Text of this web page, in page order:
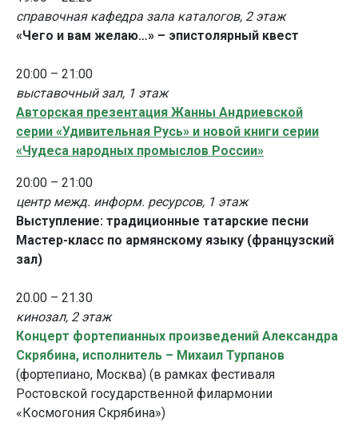
справочная кафедра зала каталогов, 2 этаж
«Чего и вам желаю…» – эпистолярный квест
20:00 – 21:00
выставочный зал, 1 этаж
Авторская презентация Жанны Андриевской
серии «Удивительная Русь» и новой книги серии
«Чудеса народных промыслов России»
20:00 – 21:00
центр межд. информ. ресурсов, 1 этаж
Выступление: традиционные татарские песни
Мастер-класс по армянскому языку (французский
зал)
20.00 – 21.30
кинозал, 2 этаж
Концерт фортепианных произведений Александра
Скрябина, исполнитель – Михаил Турпанов
(фортепиано, Москва) (в рамках фестиваля
Ростовской государственной филармонии
«Космогония Скрябина»)